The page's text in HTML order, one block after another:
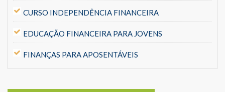
CURSO INDEPENDÊNCIA FINANCEIRA
EDUCAÇÃO FINANCEIRA PARA JOVENS
FINANÇAS PARA APOSENTÁVEIS